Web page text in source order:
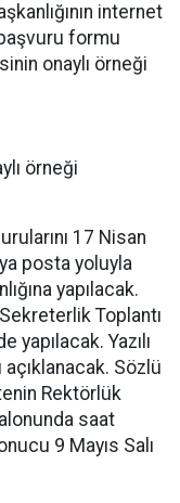
internet
formu
onaylı örneği
örneği
17 Nisan
posta yoluyla
yapılacak.
Toplantı
Yazılı
açıklanacak. Sözlü
Rektörlük
saat
9 Mayıs Salı